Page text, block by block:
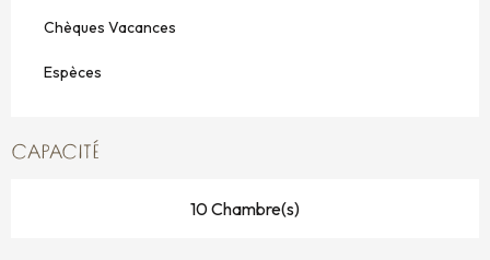
Chèques Vacances
Espèces
CAPACITÉ
10 Chambre(s)